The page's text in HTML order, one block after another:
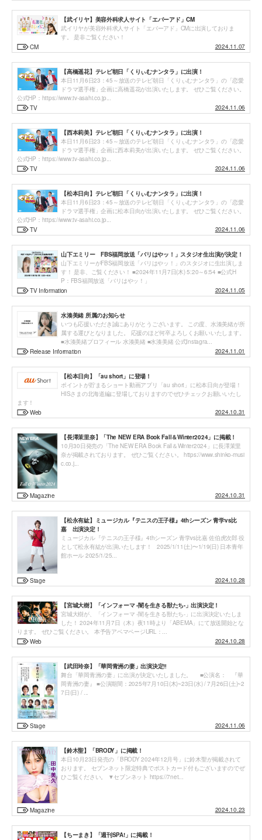
【武イリヤ】美容外科求人サイト「エバーアド」CM
武イリヤが美容外科求人サイト「エバーアド」CMに出演しておりま
す。 是非ご覧ください！
CM
2024.11.07
【高橋遥花】テレビ朝日「くりぃむナンタラ」に出演！
本日11月6日23：45～放送のテレビ朝日「くりぃむナンタラ」の「恋愛
ドラマ選手権」企画に高橋遥花が出演いたします。 ぜひご覧ください。
公式HP：https://www.tv-asahi.co.jp...
TV
2024.11.06
【西本莉美】テレビ朝日「くりぃむナンタラ」に出演！
本日11月6日23：45～放送のテレビ朝日「くりぃむナンタラ」の「恋愛
ドラマ選手権」企画に西本莉美が出演いたします。 ぜひご覧ください。
公式HP：https://www.tv-asahi.co.jp...
TV
2024.11.06
【松本日向】テレビ朝日「くりぃむナンタラ」に出演！
本日11月6日23：45～放送のテレビ朝日「くりぃむナンタラ」の「恋愛
ドラマ選手権」企画に松本日向が出演いたします。 ぜひご覧ください。
公式HP：https://www.tv-asahi.co.jp...
TV
2024.11.06
山下エミリー FBS福岡放送「バリはやッ！」スタジオ生出演が決定！
山下エミリーがFBS福岡放送「バリはやッ！」のスタジオに生出演しま
す！ 是非、ご覧ください！ ■2024年11月7日(木) 5:20～6:54 ■公式H
P：FBS福岡放送「バリはやッ！」
TV Information
2024.11.05
水湊美緒 所属のお知らせ
いつも応援いただき誠にありがとうございます。 この度、水湊美緒が所
属する運びとなりました。 応援のほど何卒よろしくお願いいたします。
■水湊美緒プロフィール 水湊美緒 ■水湊美緒 公式Instagra...
Release Information
2024.11.01
【松本日向】「au short」に登場！
ポイントが貯まるショート動画アプリ「au short」に松本日向が登場！
HISさまの北海道編に登場しておりますのでぜひチェックお願いいたし
ます！
Web
2024.10.31
【長澤茉里奈】「The NEW ERA Book Fall＆Winter2024」に掲載！
10月30日発売の「The NEW ERA Book Fall＆Winter2024」に長澤茉里
奈が掲載されております。 ぜひご覧ください。 https://www.shinko-musi
c.co.j...
Magazine 2024.10.31
【松永有紘】ミュージカル『テニスの王子様』4thシーズン 青学vs比
嘉 出演決定！
ミュージカル『テニスの王子様』4thシーズン 青学vs比嘉 佐伯虎次郎 役
として松永有紘が出演いたします！ 2025/1/11(土)〜1/19(日) 日本青年
館ホール 2025/1/25...
Stage 2024.10.28
【宮城大樹】「インフォーマ -闇を生きる獣たち-」出演決定！
宮城大樹が、「インフォーマ -闇を生きる獣たち-」に出演決定いたしま
した！ 2024年11月7日（木）夜11時より「ABEMA」にて放送開始とな
ります。 ぜひご覧ください。 本予告アベマページURL：...
Web
2024.10.28
【武田玲奈】「華岡青洲の妻」出演決定‼︎
舞台「華岡青洲の妻」に出演が決定いたしました。 ■公演名： 『華
岡青洲の妻』 ■公演期間：2025年7月10日(木)~23日(水) / 7月26日(土)~2
7日(日) / ...
Stage 2024.11.06
【鈴木聖】「BRODY」に掲載！
本日10月23日発売の「BRODY 2024年12月号」に鈴木聖が掲載されて
おります。 セブンネット限定特典でポストカード付もございますのでぜ
ひご覧ください。 ▼セブンネット https://7net...
Magazine 2024.10.23
【ちーまき】「週刊SPA!」に掲載！